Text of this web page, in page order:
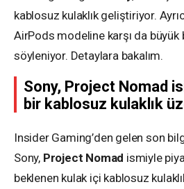
kablosuz kulaklık geliştiriyor.
AirPods modeline karşı da büyük
söyleniyor. Detaylara bakalım.
Sony, Project Nomad
bir kablosuz kulaklık
Insider Gaming’den gelen son
Sony, Project Nomad ismiyle
beklenen kulak içi kablosuz